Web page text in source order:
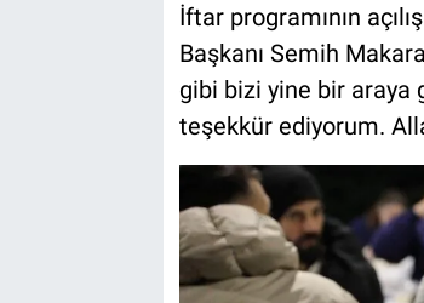
İftar programının
Başkanı Semih
gibi bizi yine bir araya
teşekkür ediyorum.